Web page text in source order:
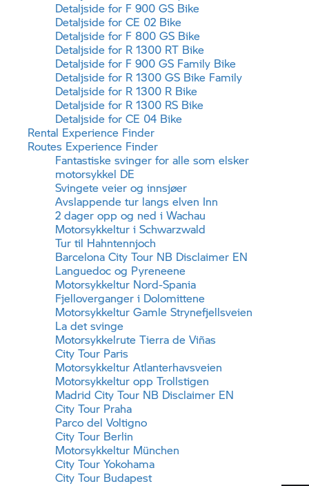
Detaljside for F 900 GS Bike
Detaljside for CE 02 Bike
Detaljside for F 800 GS Bike
Detaljside for R 1300 RT Bike
Detaljside for F 900 GS Family Bike
Detaljside for R 1300 GS Bike Family
Detaljside for R 1300 R Bike
Detaljside for R 1300 RS Bike
Detaljside for CE 04 Bike
Rental Experience Finder
Routes Experience Finder
Fantastiske svinger for alle som elsker
motorsykkel DE
Svingete veier og innsjøer
Avslappende tur langs elven Inn
2 dager opp og ned i Wachau
Motorsykkeltur i Schwarzwald
Tur til Hahntennjoch
Barcelona City Tour NB Disclaimer EN
Languedoc og Pyreneene
Motorsykkeltur Nord-Spania
Fjelloverganger i Dolomittene
Motorsykkeltur Gamle Strynefjellsveien
La det svinge
Motorsykkelrute Tierra de Viñas
City Tour Paris
Motorsykkeltur Atlanterhavsveien
Motorsykkeltur opp Trollstigen
Madrid City Tour NB Disclaimer EN
City Tour Praha
Parco del Voltigno
City Tour Berlin
Motorsykkeltur München
City Tour Yokohama
City Tour Budapest